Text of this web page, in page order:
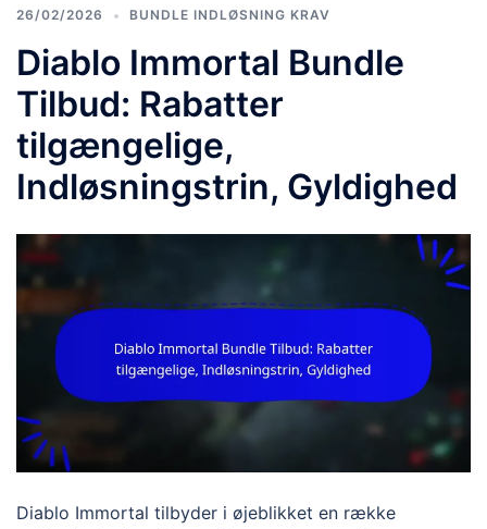
26/02/2026 BUNDLE INDLØSNING KRAV
Diablo Immortal Bundle
Tilbud: Rabatter
tilgængelige,
Indløsningstrin, Gyldighed
Diablo Immortal tilbyder i øjeblikket en række